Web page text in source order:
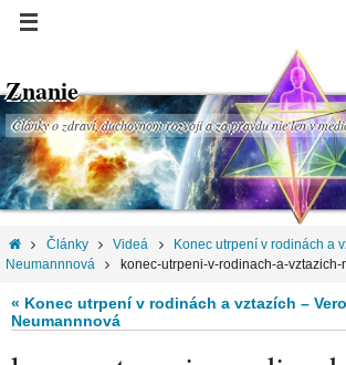
Znanie
Články o zdraví, duchovnom rozvoji a za pravdu nie len v
Články Videá
Konec utrpení v rodinách a
Neumannnová
konec-utrpeni-v-rodinach-a-
« Konec utrpení v rodinách a vztazích –
Neumannnová